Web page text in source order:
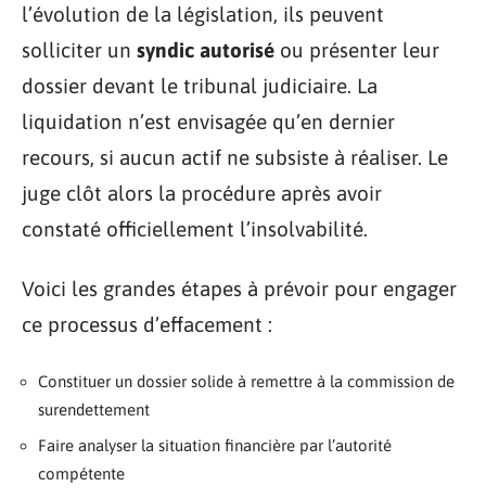
l’évolution de la législation, ils peuvent
solliciter un syndic autorisé ou présenter leur
dossier devant le tribunal judiciaire. La
liquidation n’est envisagée qu’en dernier
recours, si aucun actif ne subsiste à réaliser. Le
juge clôt alors la procédure après avoir
constaté officiellement l’insolvabilité.
Voici les grandes étapes à prévoir pour engager
ce processus d’effacement :
Constituer un dossier solide à remettre à la commission de
surendettement
Faire analyser la situation financière par l’autorité
compétente